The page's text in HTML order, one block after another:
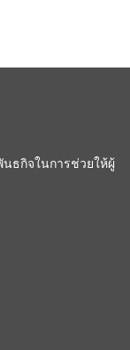
ธกิจในการช่วยให้ผู้